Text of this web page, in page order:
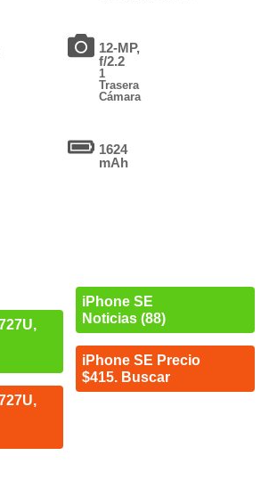
12-MP,
f/2.2
1
Trasera
Cámara
1624
mAh
iPhone SE
Noticias (88)
iPhone SE Precio
$415. Buscar